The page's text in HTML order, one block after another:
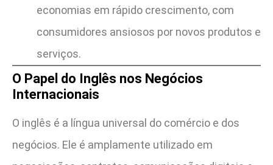
economias em rápido crescimento, com
consumidores ansiosos por novos produtos e
serviços.
O Papel do Inglês nos Negócios
Internacionais
O inglês é a língua universal do comércio e dos
negócios. Ele é amplamente utilizado em